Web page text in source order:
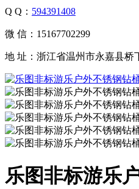
Q Q： 594391408
微 信：15167702299
地 址：浙江省温州市永嘉县桥
乐图非标游乐